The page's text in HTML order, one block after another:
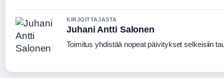
KIRJOITTAJASTA
Juhani Antti Salonen
Toimitus yhdistää nopeat päivitykset selkeisiin